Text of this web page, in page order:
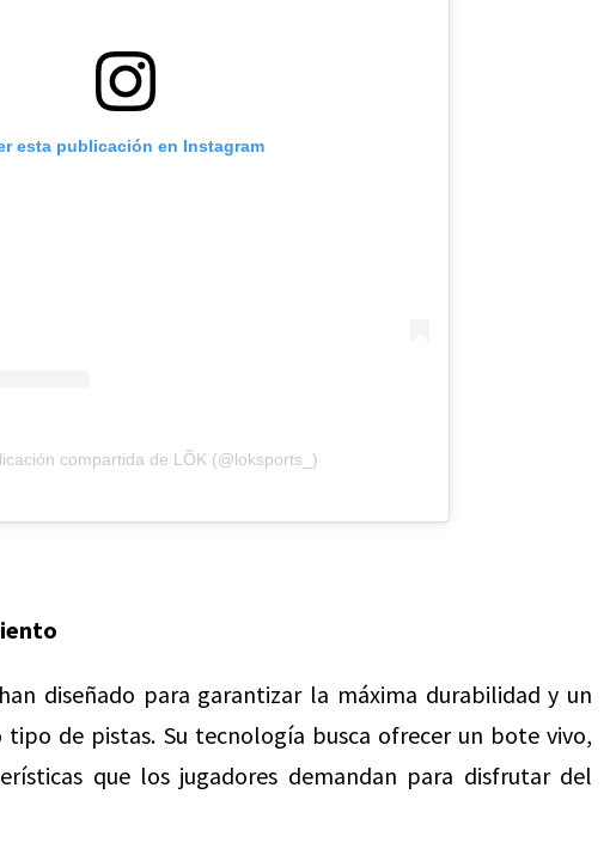
esta publicación en Instagram
compartida de LÕK (@loksports_)
diseñado para garantizar la máxima durabilidad y un
de pistas. Su tecnología busca ofrecer un bote vivo,
que los jugadores demandan para disfrutar del